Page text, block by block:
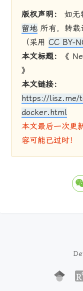
版权声明： 如无
留地 所有，转载
（采用CC BY-
本文标题：
《
》
本文链接：
https://lisz.me/
docker.html
本文最后一次更
容可能已过时！